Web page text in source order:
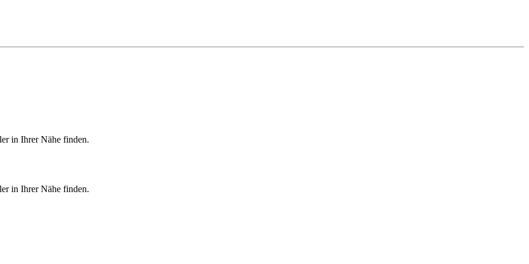
in Ihrer Nähe finden.
in Ihrer Nähe finden.